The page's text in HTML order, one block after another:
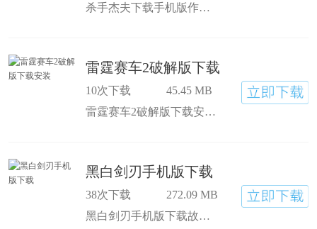
杀手杰夫下载手机版作弊菜单有很多刺激的关卡挑战，换着不同模式玩，支持无限次挑战，按着游戏规律来，杀手杰夫内置菜单下载关卡设计丰富，藏着不少战术技巧，慢慢摸索能帮着闯关
雷霆赛车2破解版下载安装
10次下载
45.45 MB
雷霆赛车2破解版下载安装能随便改装跑车，外观、颜色、性能都能改，打造独一份的座驾，雷霆赛车2汉化版app下载能和全国各地的玩家比速度，竞争挺激烈，赛车场景多，废弃寺庙、热带海滩、雪山都有，比赛时还能看风景
黑白剑刃手机版下载
38次下载
272.09 MB
黑白剑刃手机版下载故事剧情起伏很大，情节曲折动人，战斗时既要想策略，又得靠操作，两者结合得刚好，黑白剑刃下载手机移动版打累了可以种种菜、钓钓鱼，战斗和休闲两不耽误，挺自在的